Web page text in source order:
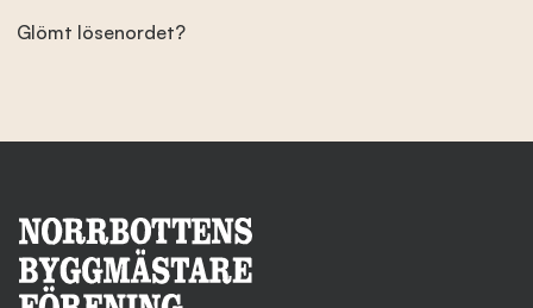
Branschens utveckling
Kontakta oss
Besök nbf.se
Glömt lösenordet?